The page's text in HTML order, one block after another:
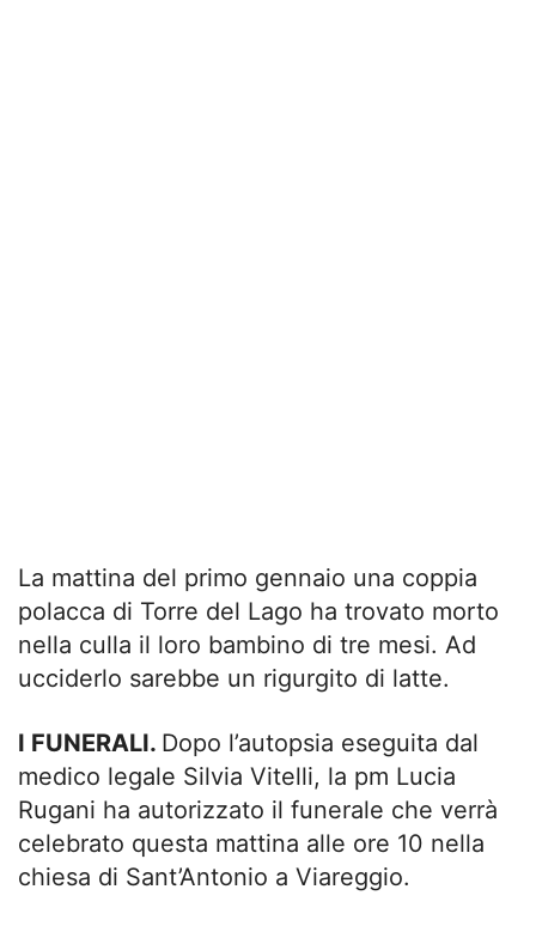
La mattina del primo gennaio una coppia
polacca di Torre del Lago ha trovato morto
nella culla il loro bambino di tre mesi. Ad
ucciderlo sarebbe un rigurgito di latte.
I FUNERALI. Dopo l’autopsia eseguita dal
medico legale Silvia Vitelli, la pm Lucia
Rugani ha autorizzato il funerale che verrà
celebrato questa mattina alle ore 10 nella
chiesa di Sant’Antonio a Viareggio.